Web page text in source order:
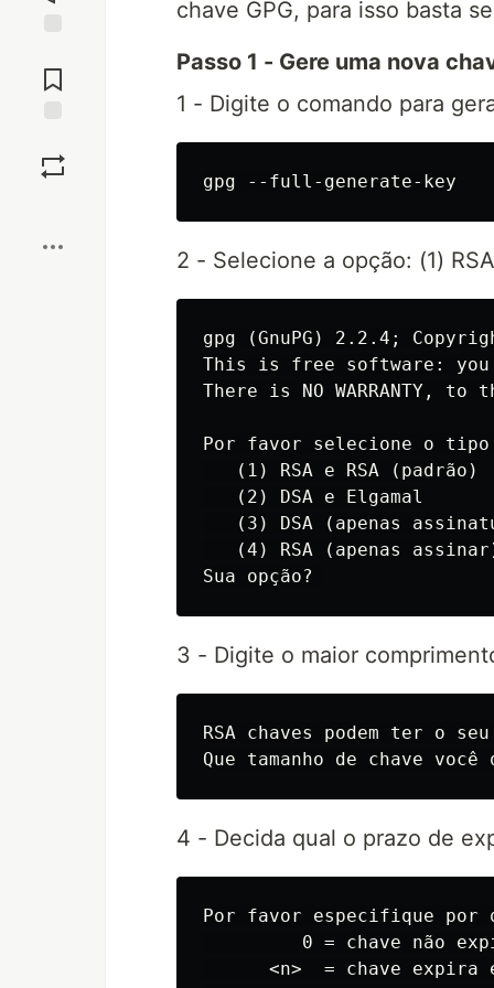
Comments
chave GPG, para isso basta
Passo 1 - Gere uma nova
1 - Digite o comando para
2 - Selecione a opção: (1)
gpg (GnuPG) 2.2.4;
This is free software:
There is NO WARRANTY,
Por favor selecione o tipo
   (1) RSA e RSA (padrão)
   (2) DSA e Elgamal
(3) DSA (apenas
(4) RSA (apenas
3 - Digite o maior
RSA chaves podem ter o
4 - Decida qual o prazo de
Por favor especifique por
0 = chave não
<n>  = chave expira